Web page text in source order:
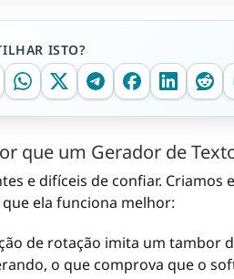
ISTO?
que um Gerador de
e difíceis de confiar.
ela funciona melhor:
de rotação imita um tambor
o que comprova que o